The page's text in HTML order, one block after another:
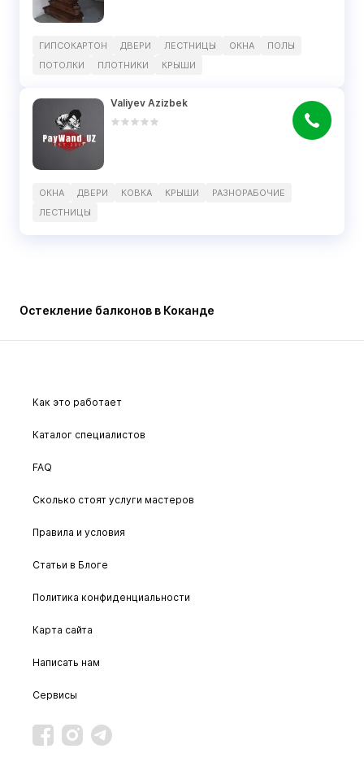
ГИПСОКАРТОН ДВЕРИ ЛЕСТНИЦЫ ОКНА
ПОЛЫ
ПОТОЛКИ
ПЛОТНИКИ КРЫШИ
Valiyev Azizbek
ОКНА ДВЕРИ КОВКА КРЫШИ
РАЗНОРАБОЧИЕ
ЛЕСТНИЦЫ
Остекление балконов в Коканде
Как это работает
Каталог специалистов
FAQ
Сколько стоят услуги мастеров
Правила и условия
Статьи в Блоге
Политика конфиденциальности
Карта сайта
Написать нам
Сервисы